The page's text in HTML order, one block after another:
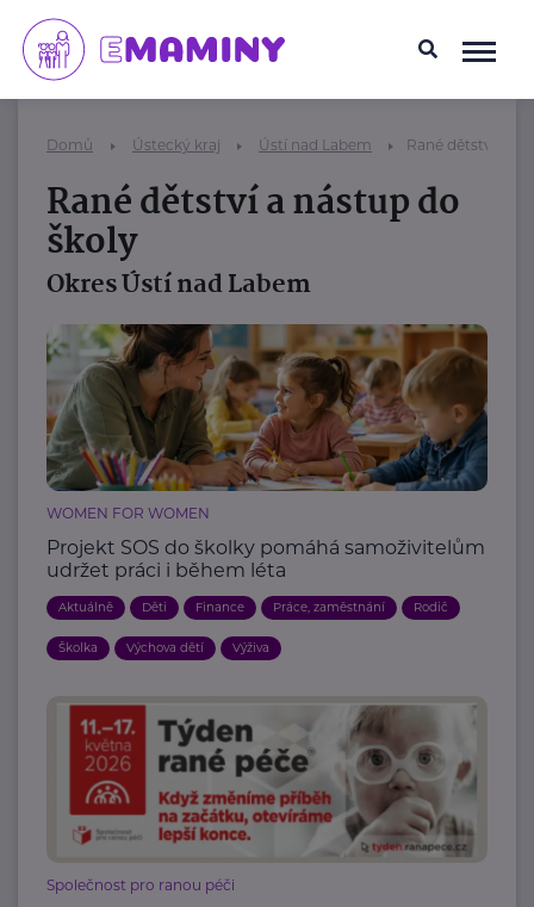
Domů Ústecký kraj Ústí nad Labem Rané dětství a
Rané dětství a nástup do
školy
Okres Ústí nad Labem
WOMEN FOR WOMEN
Projekt SOS do školky pomáhá samoživitelům
udržet práci i během léta
Aktuálně Děti Finance Práce, zaměstnání Rodič
Školka Výchova dětí Výživa
Společnost pro ranou péči